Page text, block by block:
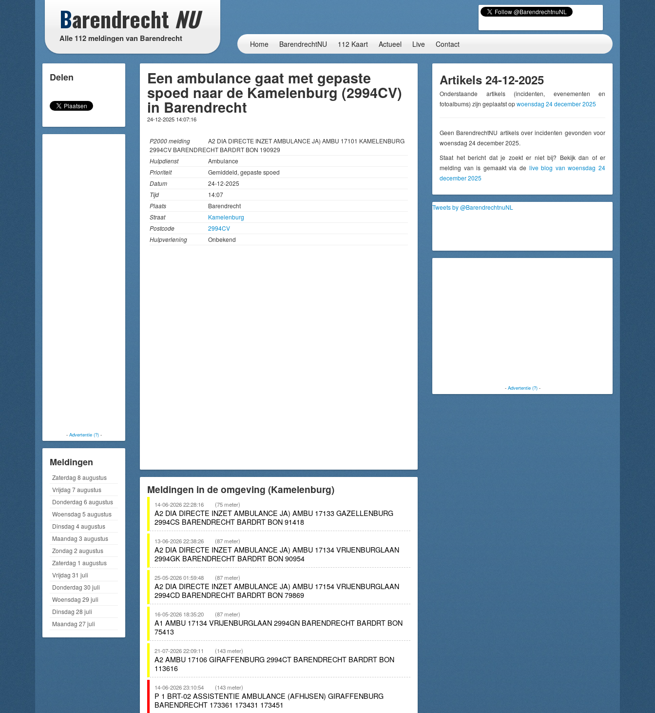
Barendrecht NU
Alle 112 meldingen van Barendrecht
Home BarendrechtNU 112 Kaart Actueel Live Contact
Delen
- Advertentie (?)-
Meldingen
Zaterdag 8 augustus
Vrijdag 7 augustus
Donderdag 6 augustus
Woensdag 5 augustus
Dinsdag 4 augustus
Maandag 3 augustus
Zondag 2 augustus
Zaterdag 1 augustus
Vrijdag 31 juli
Donderdag 30 juli
Woensdag 29 juli
Dinsdag 28 juli
Maandag 27 juli
Een ambulance gaat met gepaste
spoed naar de Kamelenburg (2994CV)
in Barendrecht
24-12-2025 14:07:16
P2000 melding
A2 DIA DIRECTE INZET AMBULANCE JA) AMBU 17101 KAMELENBURG
2994CV BARENDRECHT BARDRT BON 190929
Hulpdienst
Ambulance
Prioriteit
Gemiddeld, gepaste spoed
Datum
24-12-2025
Tijd
14:07
Plaats
Barendrecht
Straat
Kamelenburg
Postcode
2994CV
Hulpverlening
Onbekend
Meldingen in de omgeving (Kamelenburg)
14-06-2026 22:28:16 (75 meter)
A2 DIA DIRECTE INZET AMBULANCE JA) AMBU 17133 GAZELLENBURG
2994CS BARENDRECHT BARDRT BON 91418
13-06-2026 22:38:26 (87 meter)
A2 DIA DIRECTE INZET AMBULANCE JA) AMBU 17134 VRIJENBURGLAAN
2994GK BARENDRECHT BARDRT BON 90954
25-05-2026 01:59:48 (87 meter)
A2 DIA DIRECTE INZET AMBULANCE JA) AMBU 17154 VRIJENBURGLAAN
2994CD BARENDRECHT BARDRT BON 79869
16-05-2026 18:35:20 (87 meter)
A1 AMBU 17134 VRIJENBURGLAAN 2994GN BARENDRECHT BARDRT BON
75413
21-07-2026 22:09:11 (143 meter)
A2 AMBU 17106 GIRAFFENBURG 2994CT BARENDRECHT BARDRT BON
113616
14-06-2026 23:10:54 (143 meter)
P 1 BRT-02 ASSISTENTIE AMBULANCE (AFHIJSEN) GIRAFFENBURG
BARENDRECHT 173361 173431 173451
Artikels 24-12-2025
Onderstaande artikels (incidenten, evenementen en
fotoalbums) zijn geplaatst opwoensdag 24 december 2025
Geen BarendrechtNU artikels over incidenten gevonden voor
woensdag 24 december 2025.
Staat het bericht dat je zoekt er niet bij? Bekijk dan of er
melding van is gemaakt via de live blog van woensdag 24
december 2025
Tweets by @BarendrechtnuNL
- Advertentie (?)-